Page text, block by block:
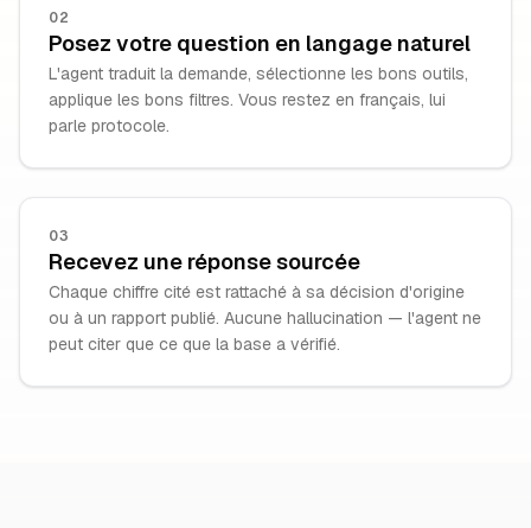
02
Posez votre question en langage naturel
L'agent traduit la demande, sélectionne les bons outils,
applique les bons filtres. Vous restez en français, lui
parle protocole.
03
Recevez une réponse sourcée
Chaque chiffre cité est rattaché à sa décision d'origine
ou à un rapport publié. Aucune hallucination — l'agent ne
peut citer que ce que la base a vérifié.